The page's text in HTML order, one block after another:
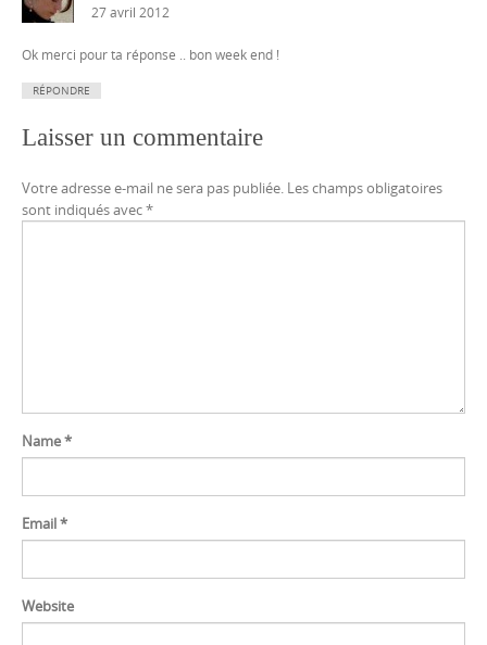
27 avril 2012
Ok merci pour ta réponse .. bon week end !
RÉPONDRE
Laisser un commentaire
Votre adresse e-mail ne sera pas publiée. Les champs obligatoires
sont indiqués avec*
Name*
Email*
Website